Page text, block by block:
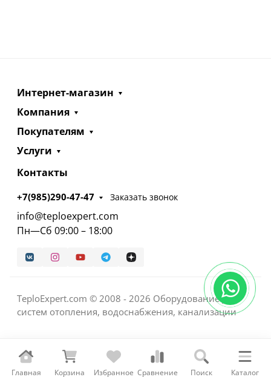
Главная Корзина Избранное Сравнение Поиск Каталог
Интернет-магазин
Компания
Покупателям
Услуги
Контакты
+7(985)290-47-47 Заказать звонок
info@teploexpert.com
Пн—Сб 09:00 – 18:00
TeploExpert.com © 2008 - 2026 Оборудование для
систем отопления, водоснабжения, канализации